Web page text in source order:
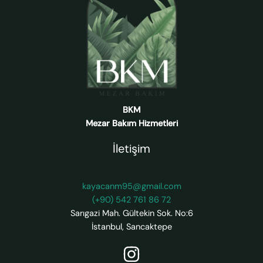
BKM
Mezar Bakım Hizmetleri
İletişim
kayacanm95@gmail.com
(+90) 542 761 86 72
Sarıgazi Mah. Gültekin Sok. No:6
İstanbul, Sancaktepe